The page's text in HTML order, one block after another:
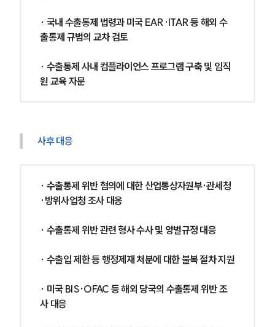
∙ 국내 수출통제 법령과 미국 EAR·ITAR 등 해외 수
출통제 규범의 교차 검토
∙ 수출통제 사내 컴플라이언스 프로그램 구축 및 임직
원 교육 자문
사후 대응
∙ 수출통제 위반 혐의에 대한 산업통상자원부·관세청
·방위사업청 조사 대응
∙ 수출통제 위반 관련 형사 수사 및 양벌규정 대응
∙ 수출입 제한 등 행정제재 처분에 대한 불복 절차 지원
∙ 미국 BIS·OFAC 등 해외 당국의 수출통제 위반 조
사 대응